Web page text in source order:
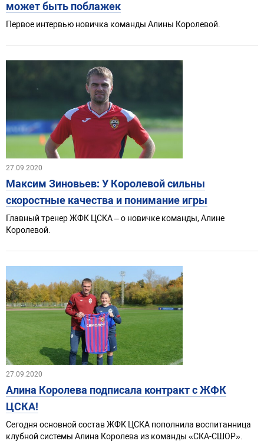
может быть поблажек
Первое интервью новичка команды Алины Королевой.
27.09.2020
Максим Зиновьев: У Королевой сильны
скоростные качества и понимание игры
Главный тренер ЖФК ЦСКА – о новичке команды, Алине
Королевой.
27.09.2020
Алина Королева подписала контракт с ЖФК
ЦСКА!
Сегодня основной состав ЖФК ЦСКА пополнила воспитанница
клубной системы Алина Королева из команды «СКА-СШОР».